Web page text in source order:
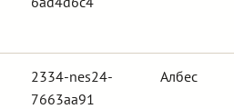
2334-nes24-
7663aa91
Албес